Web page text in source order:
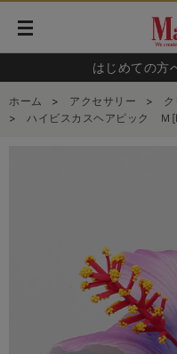
はじめての方
ホーム > アクセサリー >
>
ハイビスカスヘアピック Ｍ